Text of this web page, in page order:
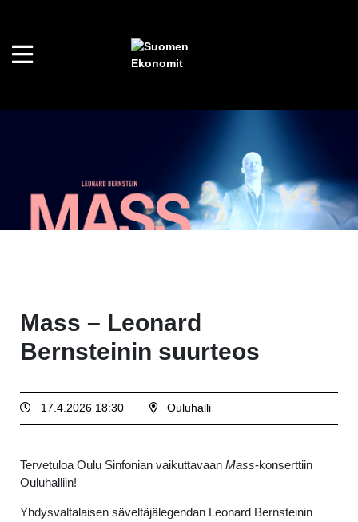
Mass – Leonard
Bernsteinin suurteos
17.4.2026 18:30 Ouluhalli
Tervetuloa Oulu Sinfonian vaikuttavaan Mass-konserttiin
Ouluhalliin!
Yhdysvaltalaisen säveltäjälegendan Leonard Bernsteinin